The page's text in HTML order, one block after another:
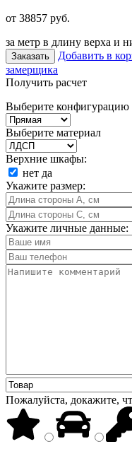
от 38857 руб.
за метр в длину верха и
Заказать Добавить в
замерщика
Получить расчет
Выберите конфигурацию
Выберите материал
Верхние шкафы:
нет да
Укажите размер:
Укажите личные данные:
Пожалуйста, докажите,